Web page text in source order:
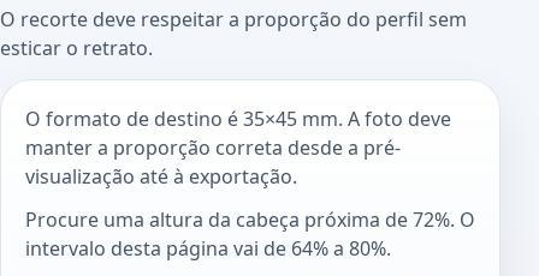
O recorte deve respeitar a proporção do perfil sem
esticar o retrato.
O formato de destino é 35×45 mm. A foto deve
manter a proporção correta desde a pré-
visualização até à exportação.
Procure uma altura da cabeça próxima de 72%. O
intervalo desta página vai de 64% a 80%.